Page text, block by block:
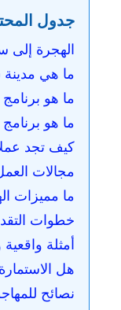
جدول
الهجرة إلى
ما هي
ما هو برنامج RCIP؟
ما هو برنامج FCIP؟
كيف تجد
مجالات
ما مميزات
خطوات
أمثلة
هل
نصائح